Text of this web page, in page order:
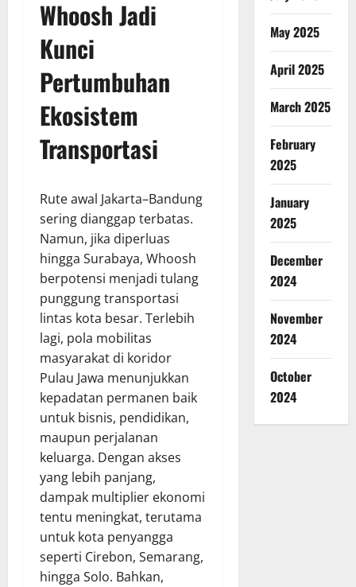
Whoosh Jadi
Kunci
Pertumbuhan
Ekosistem
Transportasi
Rute awal Jakarta–Bandung
sering dianggap terbatas.
Namun, jika diperluas
hingga Surabaya, Whoosh
berpotensi menjadi tulang
punggung transportasi
lintas kota besar. Terlebih
lagi, pola mobilitas
masyarakat di koridor
Pulau Jawa menunjukkan
kepadatan permanen baik
untuk bisnis, pendidikan,
maupun perjalanan
keluarga. Dengan akses
yang lebih panjang,
dampak multiplier ekonomi
tentu meningkat, terutama
untuk kota penyangga
seperti Cirebon, Semarang,
hingga Solo. Bahkan,
May 2025
April 2025
March 2025
February
2025
January
2025
December
2024
November
2024
October
2024